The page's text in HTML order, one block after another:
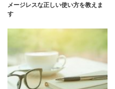
メージレスな正しい使い方を教えま
す